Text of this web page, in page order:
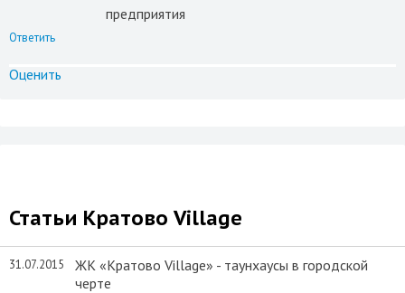
предприятия
Ответить
Оценить
Статьи Кратово Village
31.07.2015
ЖК «Кратово Village» - таунхаусы в городской
черте